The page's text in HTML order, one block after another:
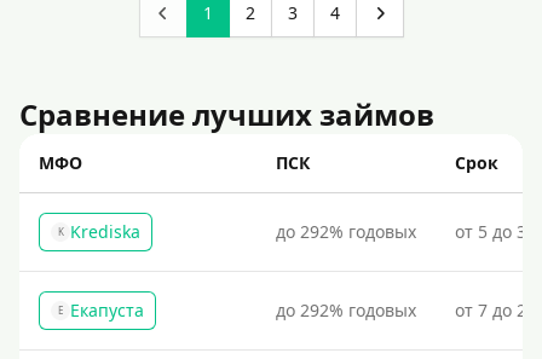
1 2 3 4
Сравнение лучших займов
МФО ПСК Срок
K Krediska до 292% годовых от 5 до
Е Екапуста до 292% годовых от 7 до